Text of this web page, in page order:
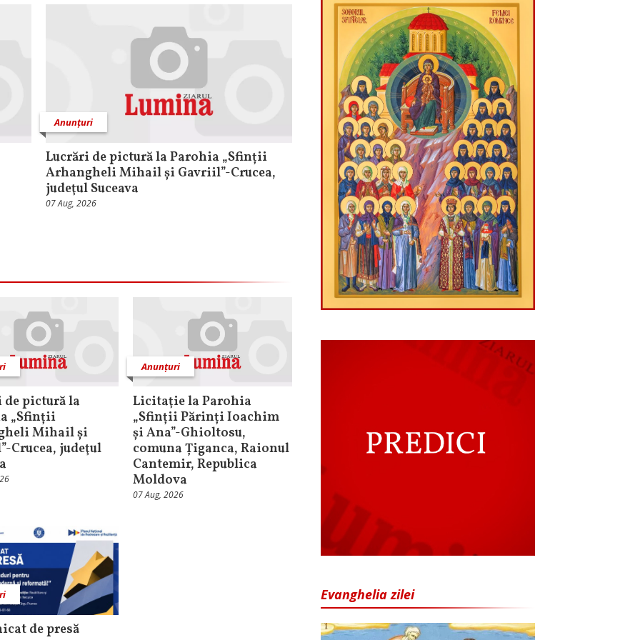
Anunțuri
Lucrări de pictură la Parohia „Sfinții
Arhangheli Mihail și Gavriil”-Crucea,
judeţul Suceava
07 Aug, 2026
de pictură la
„Sfinții
Mihail și
Crucea, judeţul
Anunțuri
Licitaţie la Parohia
„Sfinții Părinți Ioachim
și Ana”-Ghioltosu,
comuna Țiganca, Raionul
Cantemir, Republica
Moldova
07 Aug, 2026
de presă
Evanghelia zilei